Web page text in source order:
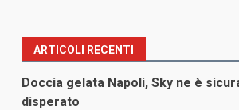
ARTICOLI RECENTI
Doccia gelata Napoli, Sky ne è
disperato